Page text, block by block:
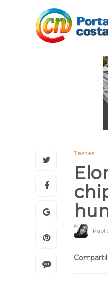
Testes